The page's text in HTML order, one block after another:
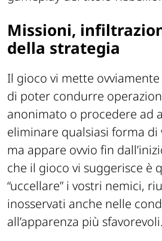
Missioni,
della strategia
Il gioco vi mette
di poter condurre
anonimato o procedere ad
eliminare qualsiasi forma di
ma appare ovvio fin
che il gioco vi suggerisce è
“uccellare” i vostri nemici,
inosservati anche nelle
all’apparenza più sfavorevoli.